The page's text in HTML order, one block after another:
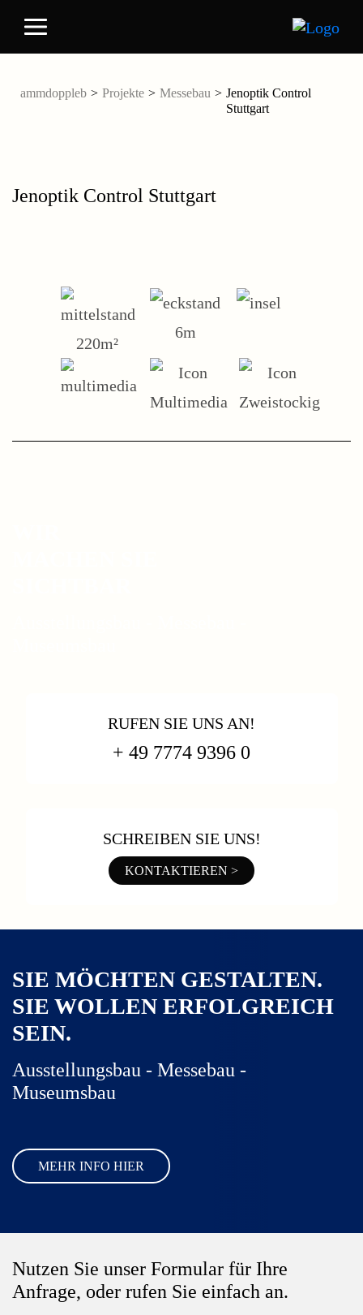
ammdoppleb > Projekte > Messebau > Jenoptik Control
Stuttgart
Jenoptik Control Stuttgart
220m²
6m
RUFEN SIE UNS AN!
+ 49 7774 9396 0
SCHREIBEN SIE UNS!
KONTAKTIEREN >
SIE MÖCHTEN GESTALTEN.
SIE WOLLEN ERFOLGREICH
SEIN.
Ausstellungsbau - Messebau -
Museumsbau
MEHR INFO HIER
Nutzen Sie unser Formular für Ihre
Anfrage, oder rufen Sie einfach an.